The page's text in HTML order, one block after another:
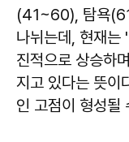
(41~60), 탐욕
나뉘는데, 현재는
진적으로 상승하
지고 있다는 뜻이
인 고점이 형성될